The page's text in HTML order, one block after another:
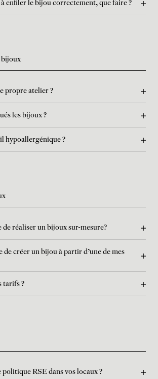
enfiler le bijou correctement, que faire ?
bijoux
propre atelier ?
les bijoux ?
hypoallergénique ?
de réaliser un bijoux sur-mesure?
de créer un bijou à partir d'une de mes
tarifs ?
politique RSE dans vos locaux ?